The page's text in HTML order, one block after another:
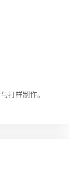
打样制作。